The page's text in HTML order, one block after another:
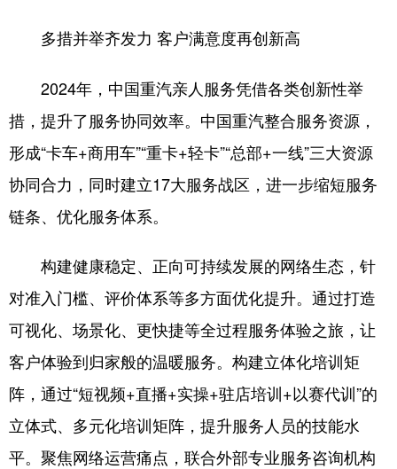
English Español Français عربى
Русский язык 日本語 한국어
多措并举齐发力 客户满意度再创新高
2024年，中国重汽亲人服务凭借各类创新性举
措，提升了服务协同效率。中国重汽整合服务资源，
形成“卡车+商用车”“重卡+轻卡”“总部+一线”三大资源
协同合力，同时建立17大服务战区，进一步缩短服务
链条、优化服务体系。
构建健康稳定、正向可持续发展的网络生态，针
对准入门槛、评价体系等多方面优化提升。通过打造
可视化、场景化、更快捷等全过程服务体验之旅，让
客户体验到归家般的温暖服务。构建立体化培训矩
阵，通过“短视频+直播+实操+驻店培训+以赛代训”的
立体式、多元化培训矩阵，提升服务人员的技能水
平。聚焦网络运营痛点，联合外部专业服务咨询机构